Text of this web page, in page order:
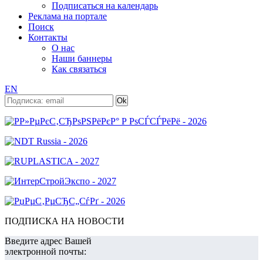
Подписаться на календарь
Реклама на портале
Поиск
Контакты
О нас
Наши баннеры
Как связаться
EN
ПОДПИСКА НА НОВОСТИ
Введите адрес Вашей
электронной почты: